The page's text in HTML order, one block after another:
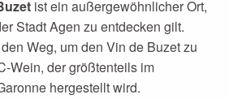
ist ein außergewöhnlicher Ort,
Stadt Agen zu entdecken gilt.
Weg, um den Vin de Buzet zu
Wein, der größtenteils im
hergestellt wird.